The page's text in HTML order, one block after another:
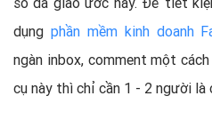
dụng phần mềm kinh doanh
ngàn inbox, comment một
cụ này thì chỉ cần 1 - 2 người là